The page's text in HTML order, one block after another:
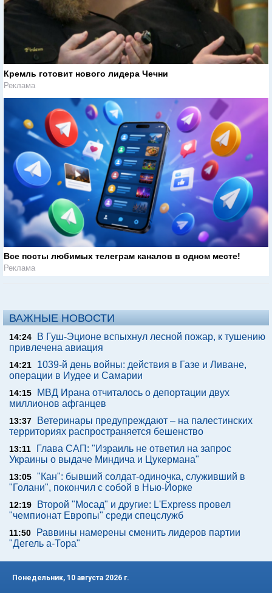
Кремль готовит нового лидера Чечни
Реклама
Все посты любимых телеграм каналов в одном месте!
Реклама
ВАЖНЫЕ НОВОСТИ
14:24
В Гуш-Эционе вспыхнул лесной пожар, к тушению
привлечена авиация
14:21
1039-й день войны: действия в Газе и Ливане,
операции в Иудее и Самарии
14:15
МВД Ирана отчиталось о депортации двух
миллионов афганцев
13:37
Ветеринары предупреждают – на палестинских
территориях распространяется бешенство
13:11
Глава САП: "Израиль не ответил на запрос
Украины о выдаче Миндича и Цукермана"
13:05 "Кан": бывший солдат-одиночка, служивший в
"Голани", покончил с собой в Нью-Йорке
12:19
Второй "Мосад" и другие: L'Express провел
"чемпионат Европы" среди спецслужб
11:50
Раввины намерены сменить лидеров партии
"Дегель а-Тора"
Понедельник, 10 августа 2026 г.